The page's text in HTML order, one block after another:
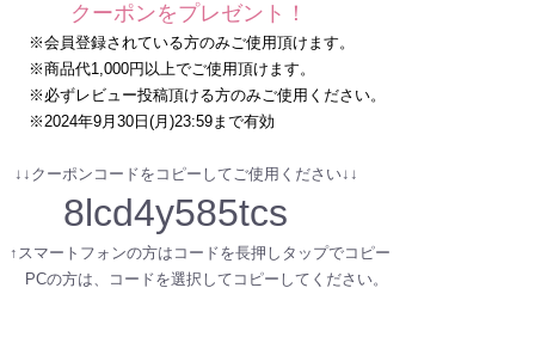
クーポンをプレゼント！
※会員登録されている方のみご使用頂けます。
※商品代1,000円以上でご使用頂けます。
※必ずレビュー投稿頂ける方のみご使用ください。
※2024年9月30日(月)23:59まで有効
↓↓クーポンコードをコピーしてご使用ください↓↓
8lcd4y585tcs
↑スマートフォンの方はコードを長押しタップでコピー
PCの方は、コードを選択してコピーしてください。